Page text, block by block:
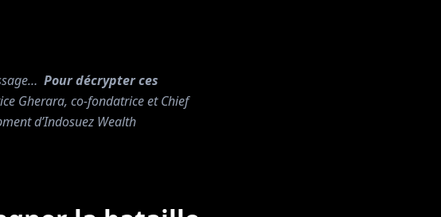
Pour décrypter ces
Gherara, co-fondatrice et Chief
d’Indosuez Wealth